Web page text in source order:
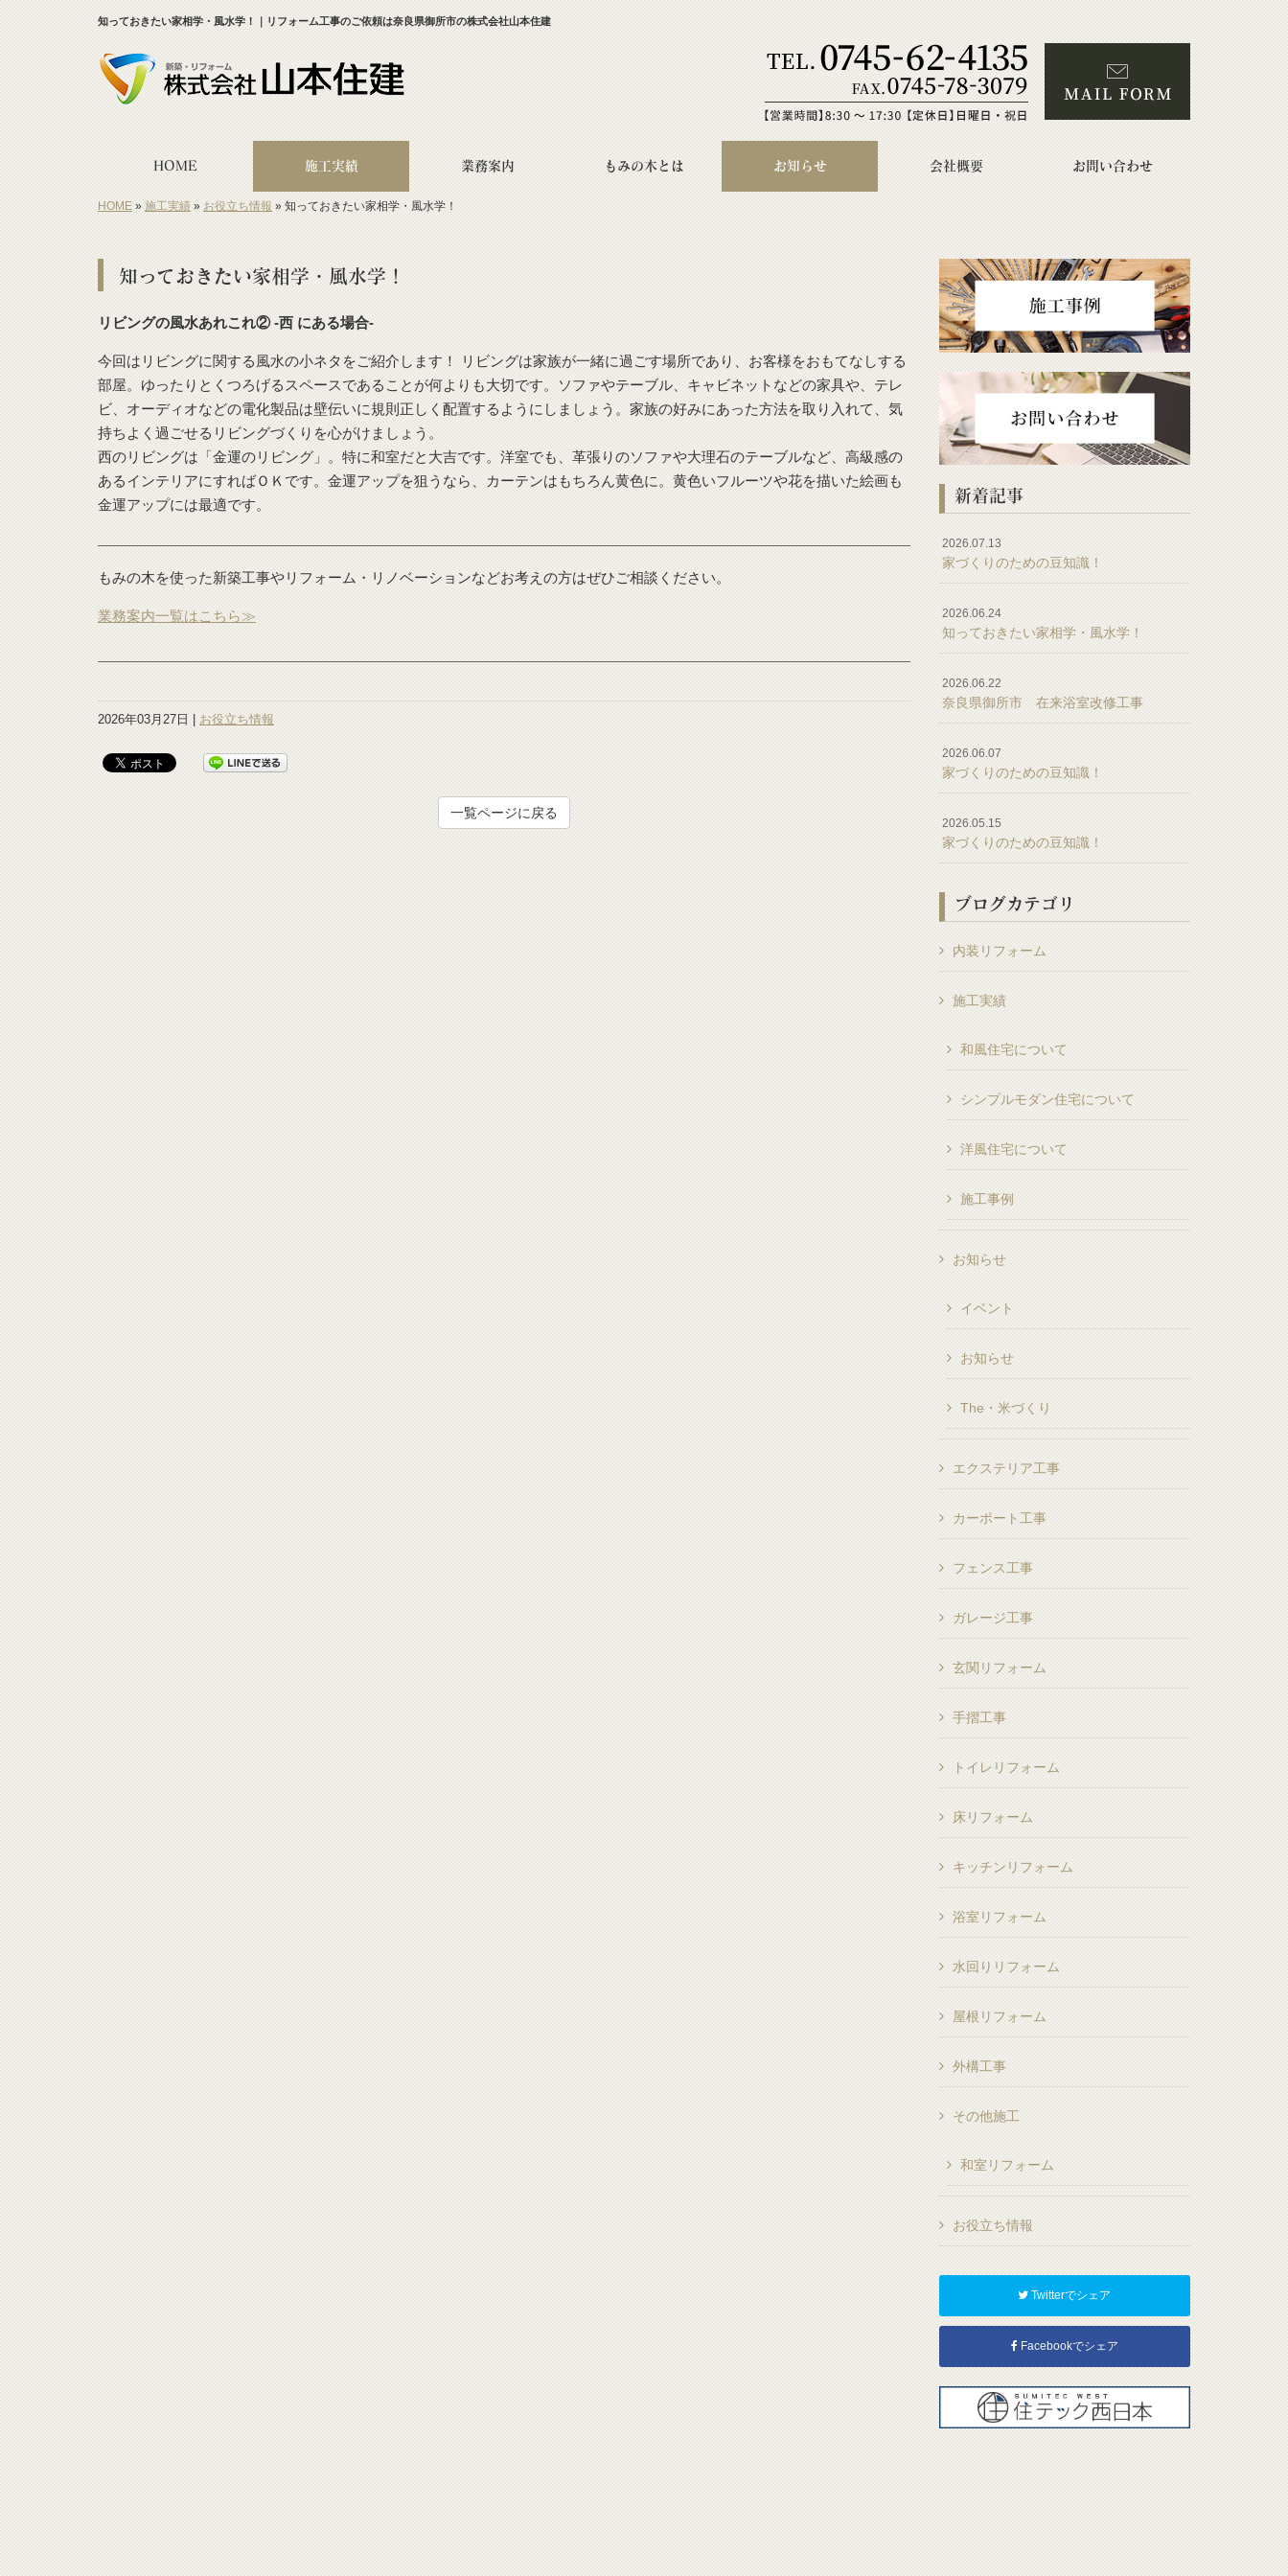
知っておきたい家相学・風水学！｜リフォーム工事のご依頼は奈良県御所市の株式会社山本住建
HOME 施工実績 業務案内 もみの木とは お知らせ 会社概要 お問い合わせ
HOME » 施工実績 » お役立ち情報 » 知っておきたい家相学・風水学！
知っておきたい家相学・風水学！
リビングの風水あれこれ② -西 にある場合-
今回はリビングに関する風水の小ネタをご紹介します！ リビングは家族が一緒に過ごす場所であり、お客様をおもてなしする
部屋。ゆったりとくつろげるスペースであることが何よりも大切です。ソファやテーブル、キャビネットなどの家具や、テレ
ビ、オーディオなどの電化製品は壁伝いに規則正しく配置するようにしましょう。家族の好みにあった方法を取り入れて、気
持ちよく過ごせるリビングづくりを心がけましょう。
西のリビングは「金運のリビング」。特に和室だと大吉です。洋室でも、革張りのソファや大理石のテーブルなど、高級感の
あるインテリアにすればＯＫです。金運アップを狙うなら、カーテンはもちろん黄色に。黄色いフルーツや花を描いた絵画も
金運アップには最適です。
もみの木を使った新築工事やリフォーム・リノベーションなどお考えの方はぜひご相談ください。
業務案内一覧はこちら≫
2026年03月27日 | お役立ち情報
一覧ページに戻る
新着記事
2026.07.13
家づくりのための豆知識！
2026.06.24
知っておきたい家相学・風水学！
2026.06.22
奈良県御所市 在来浴室改修工事
2026.06.07
家づくりのための豆知識！
2026.05.15
家づくりのための豆知識！
ブログカテゴリ
内装リフォーム
施工実績
和風住宅について
シンプルモダン住宅について
洋風住宅について
施工事例
お知らせ
イベント
お知らせ
The・米づくり
エクステリア工事
カーポート工事
フェンス工事
ガレージ工事
玄関リフォーム
手摺工事
トイレリフォーム
床リフォーム
キッチンリフォーム
浴室リフォーム
水回りリフォーム
屋根リフォーム
外構工事
その他施工
和室リフォーム
お役立ち情報
Twitterでシェア
Facebookでシェア